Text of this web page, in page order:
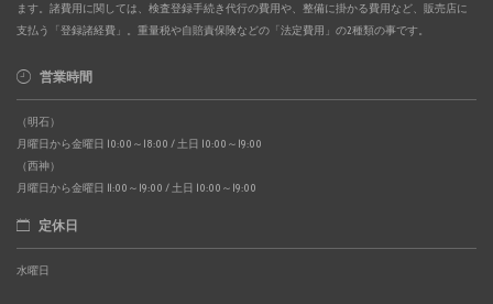
ます。諸費用に関しては、検査登録手続き代行の費用や、整備に掛かる費用など、販売店に
支払う「登録諸経費」。重量税や自賠責保険などの「法定費用」の2種類の事です。
営業時間
（明石）
月曜日から金曜日 10:00～18:00 / 土日 10:00～19:00
（西神）
月曜日から金曜日 11:00～19:00 / 土日 10:00～19:00
定休日
水曜日